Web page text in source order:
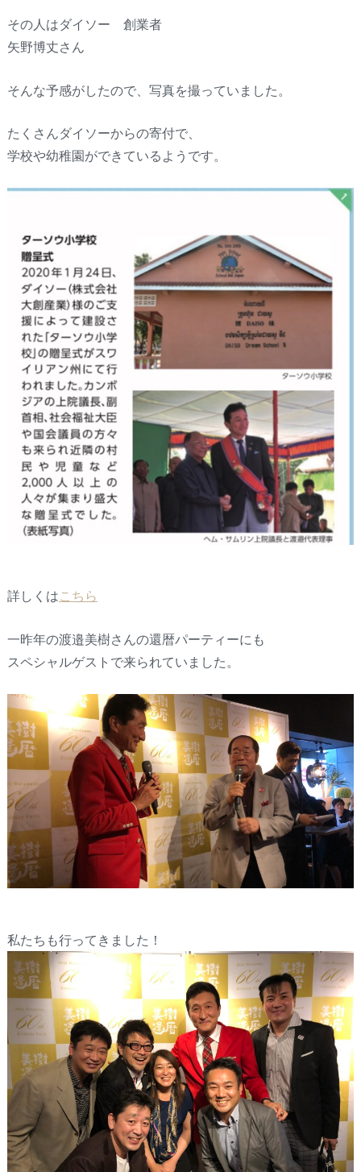
その人はダイソー 創業者
矢野博丈さん
そんな予感がしたので、写真を撮っていました。
たくさんダイソーからの寄付で、
学校や幼稚園ができているようです。
詳しくはこちら
一昨年の渡邉美樹さんの還暦パーティーにも
スペシャルゲストで来られていました。
私たちも行ってきました！